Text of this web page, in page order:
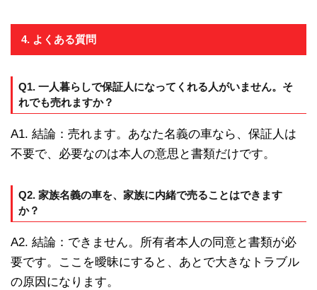
4. よくある質問
Q1. 一人暮らしで保証人になってくれる人がいません。そ
れでも売れますか？
A1. 結論：売れます。あなた名義の車なら、保証人は
不要で、必要なのは本人の意思と書類だけです。
Q2. 家族名義の車を、家族に内緒で売ることはできます
か？
A2. 結論：できません。所有者本人の同意と書類が必
要です。ここを曖昧にすると、あとで大きなトラブル
の原因になります。